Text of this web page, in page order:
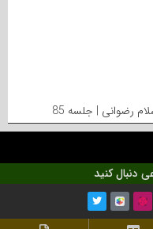
رضوانی | جلسه 85
دنبال کنید